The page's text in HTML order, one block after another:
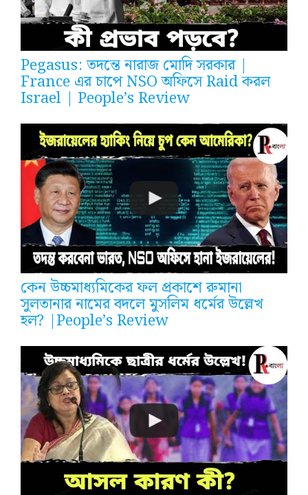
Pegasus: তদন্তে নারাজ মোদি সরকার |
France এর চাপে NSO অফিসে Raid করল
Israel | People’s Review
কেন উচ্চমাধ্যমিকের ফল প্রকাশে রুমানা
সুলতানার নামের বদলে মুসলিম ধর্মের উল্লেখ
হল? |People’s Review